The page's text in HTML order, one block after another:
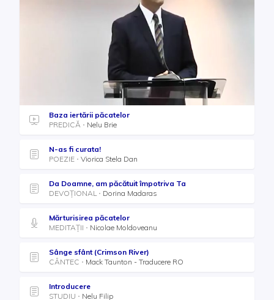
Baza iertării păcatelor
PREDICĂ
Nelu Brie
N-as fi curata!
POEZIE
Viorica Stela Dan
Da Doamne, am păcătuit împotriva Ta
DEVOȚIONAL
Dorina Madaras
Mărturisirea păcatelor
MEDITAȚII
Nicolae Moldoveanu
Sânge sfânt (Crimson River)
CÂNTEC
Mack Taunton - Traducere RO
Introducere
STUDIU
Nelu Filip